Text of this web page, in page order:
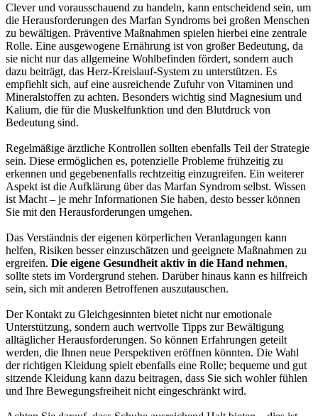
Clever und vorausschauend zu handeln, kann entscheidend sein, um
die Herausforderungen des Marfan Syndroms bei großen Menschen
zu bewältigen. Präventive Maßnahmen spielen hierbei eine zentrale
Rolle. Eine ausgewogene Ernährung ist von großer Bedeutung, da
sie nicht nur das allgemeine Wohlbefinden fördert, sondern auch
dazu beiträgt, das Herz-Kreislauf-System zu unterstützen. Es
empfiehlt sich, auf eine ausreichende Zufuhr von Vitaminen und
Mineralstoffen zu achten. Besonders wichtig sind Magnesium und
Kalium, die für die Muskelfunktion und den Blutdruck von
Bedeutung sind.
Regelmäßige ärztliche Kontrollen sollten ebenfalls Teil der Strategie
sein. Diese ermöglichen es, potenzielle Probleme frühzeitig zu
erkennen und gegebenenfalls rechtzeitig einzugreifen. Ein weiterer
Aspekt ist die Aufklärung über das Marfan Syndrom selbst. Wissen
ist Macht – je mehr Informationen Sie haben, desto besser können
Sie mit den Herausforderungen umgehen.
Das Verständnis der eigenen körperlichen Veranlagungen kann
helfen, Risiken besser einzuschätzen und geeignete Maßnahmen zu
ergreifen. Die eigene Gesundheit aktiv in die Hand nehmen,
sollte stets im Vordergrund stehen. Darüber hinaus kann es hilfreich
sein, sich mit anderen Betroffenen auszutauschen.
Der Kontakt zu Gleichgesinnten bietet nicht nur emotionale
Unterstützung, sondern auch wertvolle Tipps zur Bewältigung
alltäglicher Herausforderungen. So können Erfahrungen geteilt
werden, die Ihnen neue Perspektiven eröffnen könnten. Die Wahl
der richtigen Kleidung spielt ebenfalls eine Rolle; bequeme und gut
sitzende Kleidung kann dazu beitragen, dass Sie sich wohler fühlen
und Ihre Bewegungsfreiheit nicht eingeschränkt wird.